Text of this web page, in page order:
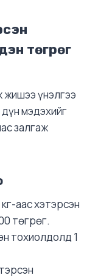
төгрөг
үнэлгээ
мэдэхийг
залгаж
кг-аас хэтэрсэн
төгрөг.
тохиолдолд 1